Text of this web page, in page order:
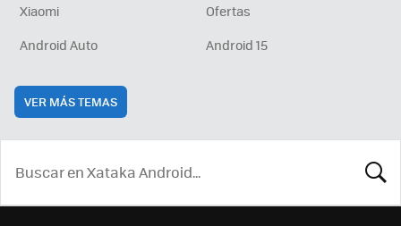
Xiaomi
Ofertas
Android Auto
Android 15
VER MÁS TEMAS